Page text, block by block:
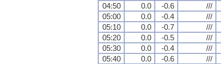
04:50
0.0 -0.6 ///
05:00
0.0 -0.4 ///
05:10
0.0 -0.7 ///
05:20
0.0 -0.5 ///
05:30
0.0 -0.4 ///
05:40
0.0 -0.6 ///